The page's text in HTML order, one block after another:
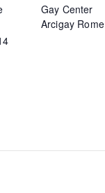
Gay Center
Arcigay Rome